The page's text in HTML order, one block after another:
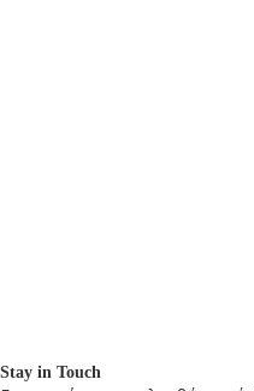
Stay in Touch